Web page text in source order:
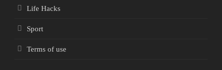
Life Hacks
Sport
Terms of use